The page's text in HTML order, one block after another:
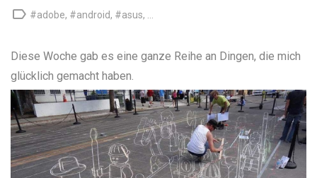
 #adobe, #android, #asus, ...
Diese Woche gab es eine ganze Reihe an Dingen, die mich
glücklich gemacht haben.